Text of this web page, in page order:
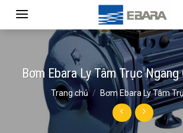
Bơm Ebara Ly Tâm Trục
Trang chủ / Bơm Ebara Ly Tâm